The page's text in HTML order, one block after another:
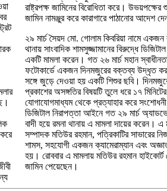
জামিন নামঞ্জুর করে কারাগারে পাঠানোর আদেশ
২৯ মার্চ সৈয়দ মো. গোলাম কিবরিয়া নামে
থানায় সাংবাদিক শামসুজ্জামানের বিরুদ্ধে
একটি মামলা করেন। গত ২৬ মার্চ মহান
ফটোকার্ডে একজন দিনমজুরের বক্তব্য উদ্ধৃত
সঙ্গে জুড়ে দেওয়া হয় একটি শিশুর ছবি।
প্রকাশের অসঙ্গতির বিষয়টি তুলে ধরে ১৭
যোগাযোগমাধ্যম থেকে প্রত্যাহার করে
ডিজিটাল নিরাপত্তা আইনে গত ২৯ মার্চ
বাদী হয়ে রমনা থানায় এ মামলা দায়ের করেন।
সম্পাদক মতিউর রহমান, পত্রিকাটির সাভারের
শামস, সহযোগী একজন ক্যামেরাম্যান এবং
হয়। রোববার এ মামলায় মতিউর রহমান
জামিন পেয়েছেন।